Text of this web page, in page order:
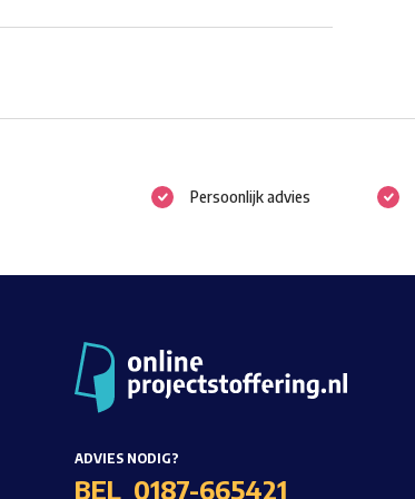
Persoonlijk advies
ADVIES NODIG?
BEL 0187-665421